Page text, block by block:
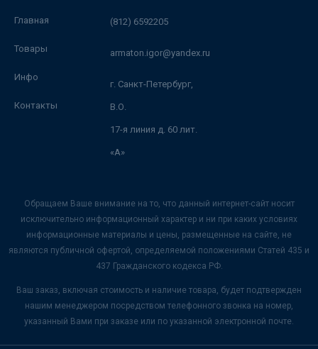
Главная
Товары
Инфо
Контакты
(812) 6592205
armaton.igor@yandex.ru
г. Санкт-Петербург,
В.О.
17-я линия д. 60 лит.
«А»
Обращаем Ваше внимание на то, что данный интернет-сайт носит
исключительно информационный характер и ни при каких условиях
информационные материалы и цены, размещенные на сайте, не
являются публичной офертой, определяемой положениями Статей 435 и
437 Гражданского кодекса РФ.
Ваш заказ, включая стоимость и наличие товара, будет подтвержден
нашим менеджером посредством телефонного звонка на номер,
указанный Вами при заказе или по указанной электронной почте.